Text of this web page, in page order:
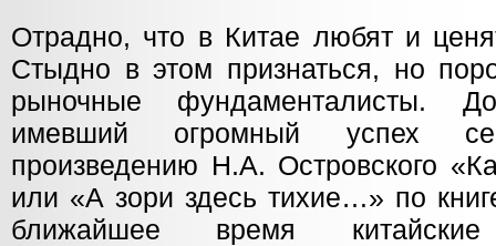
Отрадно, что в Китае любят и
Стыдно в этом признаться, но
рыночные фундаменталисты.
имевший огромный успех
произведению Н.А. Островского
или «А зори здесь тихие…» по
ближайшее время китайские